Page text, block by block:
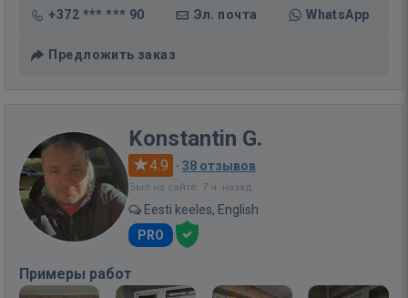
+372 *** *** 90 Эл. почта WhatsApp
Предложить заказ
Konstantin G.
4.9 · 38 отзывов
Был на сайте: 7 ч. назад
Eesti keeles, English
PRO
Примеры работ